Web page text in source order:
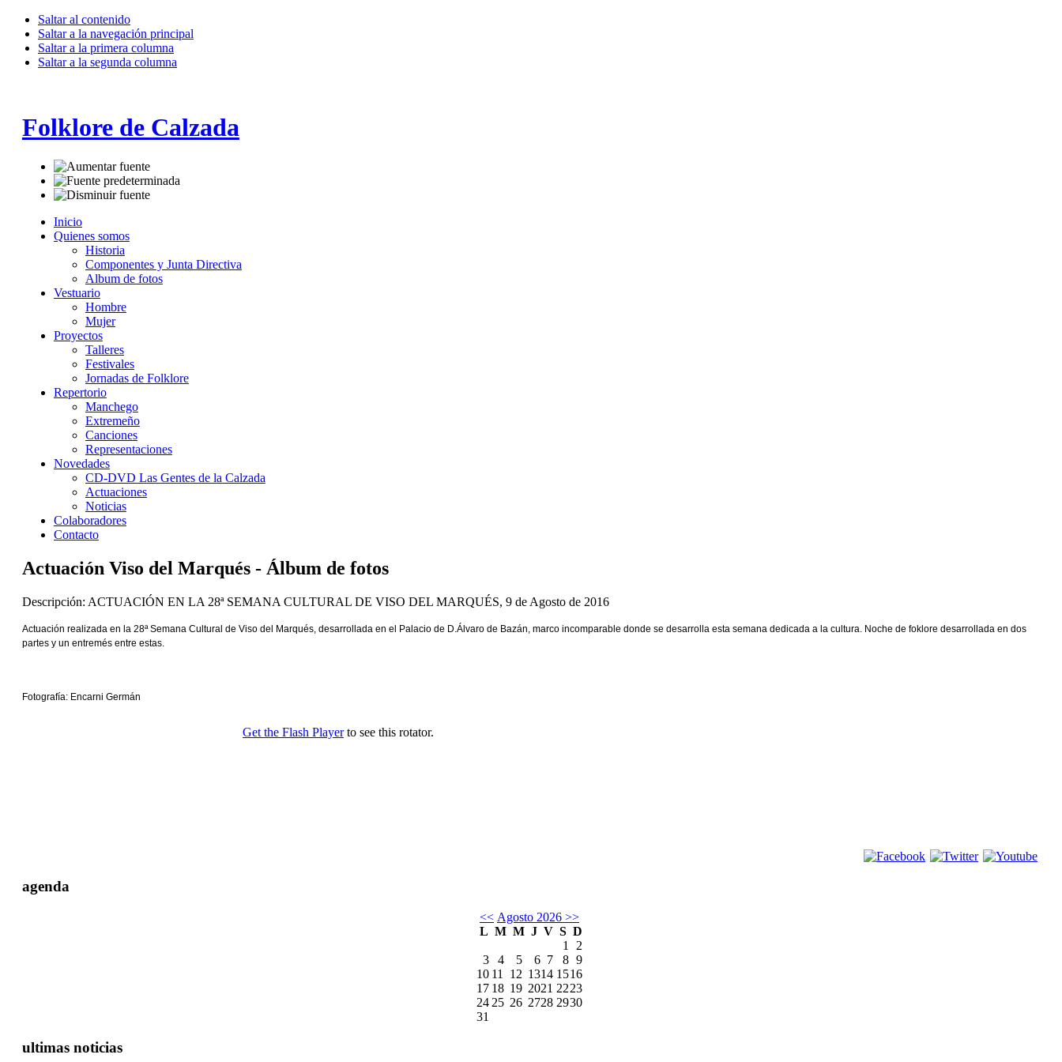
Saltar al contenido
Saltar a la navegación principal
Saltar a la primera columna
Saltar a la segunda columna
Folklore de Calzada
Inicio
Quienes somos
Historia
Componentes y Junta Directiva
Album de fotos
Vestuario
Hombre
Mujer
Proyectos
Talleres
Festivales
Jornadas de Folklore
Repertorio
Manchego
Extremeño
Canciones
Representaciones
Novedades
CD-DVD Las Gentes de la Calzada
Actuaciones
Noticias
Colaboradores
Contacto
Actuación Viso del Marqués - Álbum de fotos
Descripción: ACTUACIÓN EN LA 28ª SEMANA CULTURAL DE VISO DEL MARQUÉS, 9 de Agosto de 2016
Actuación realizada en la 28ª Semana Cultural de Viso del Marqués, desarrollada en el Palacio de D.Álvaro de Bazán, marco incomparable donde se desarrolla esta semana dedicada a la cultura. Noche de foklore desarrollada en dos
partes y un entremés entre estas.
Fotografía: Encarni Germán
agenda
<< Agosto 2026 >>
L M M J V S D
1
2
3
4 5 6 7 8 9
10 11 12 1314 1516
17 18 19 2021 2223
24 25 26 2728 2930
31
ultimas noticias